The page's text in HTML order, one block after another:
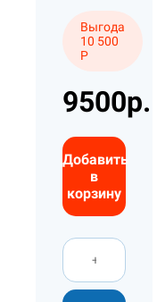
Выгода
10 500
Р
9500р.
Добавить
в
корзину